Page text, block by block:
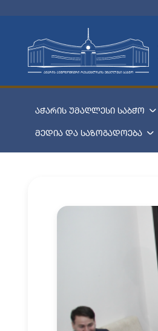
აჭარის უმაღლესი საბჭო
მედია და საზოგადოება